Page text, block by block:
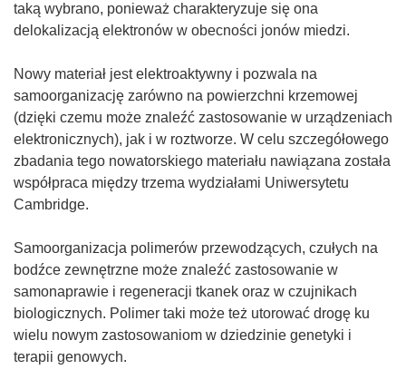
taką wybrano, ponieważ charakteryzuje się ona
delokalizacją elektronów w obecności jonów miedzi.
Nowy materiał jest elektroaktywny i pozwala na
samoorganizację zarówno na powierzchni krzemowej
(dzięki czemu może znaleźć zastosowanie w urządzeniach
elektronicznych), jak i w roztworze. W celu szczegółowego
zbadania tego nowatorskiego materiału nawiązana została
współpraca między trzema wydziałami Uniwersytetu
Cambridge.
Samoorganizacja polimerów przewodzących, czułych na
bodźce zewnętrzne może znaleźć zastosowanie w
samonaprawie i regeneracji tkanek oraz w czujnikach
biologicznych. Polimer taki może też utorować drogę ku
wielu nowym zastosowaniom w dziedzinie genetyki i
terapii genowych.